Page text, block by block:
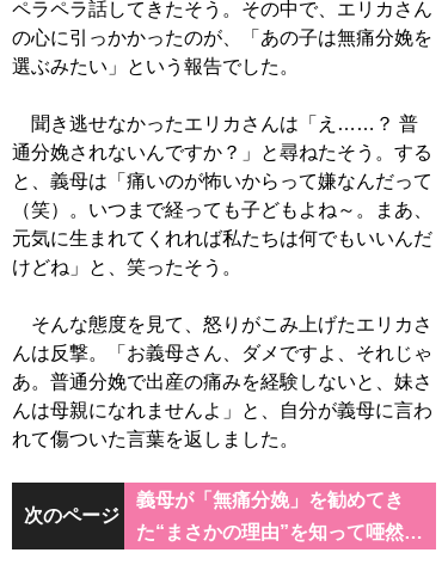
ペラペラ話してきたそう。その中で、エリカさん
の心に引っかかったのが、「あの子は無痛分娩を
選ぶみたい」という報告でした。
聞き逃せなかったエリカさんは「え……？ 普
通分娩されないんですか？」と尋ねたそう。する
と、義母は「痛いのが怖いからって嫌なんだって
（笑）。いつまで経っても子どもよね～。まあ、
元気に生まれてくれれば私たちは何でもいいんだ
けどね」と、笑ったそう。
そんな態度を見て、怒りがこみ上げたエリカさ
んは反撃。「お義母さん、ダメですよ、それじゃ
あ。普通分娩で出産の痛みを経験しないと、妹さ
んは母親になれませんよ」と、自分が義母に言わ
れて傷ついた言葉を返しました。
次のページ
義母が「無痛分娩」を勧めてき
た“まさかの理由”を知って唖然…